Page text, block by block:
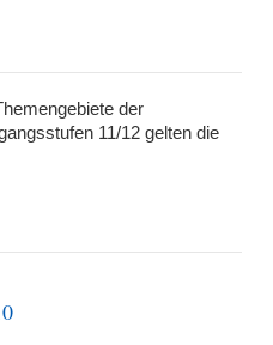
der
11/12 gelten die